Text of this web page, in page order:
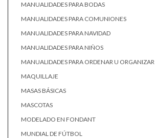
MANUALIDADES PARA BODAS
MANUALIDADES PARA COMUNIONES
MANUALIDADES PARA NAVIDAD
MANUALIDADES PARA NIÑOS
MANUALIDADES PARA ORDENAR U ORGANIZAR
MAQUILLAJE
MASAS BÁSICAS
MASCOTAS
MODELADO EN FONDANT
MUNDIAL DE FÚTBOL